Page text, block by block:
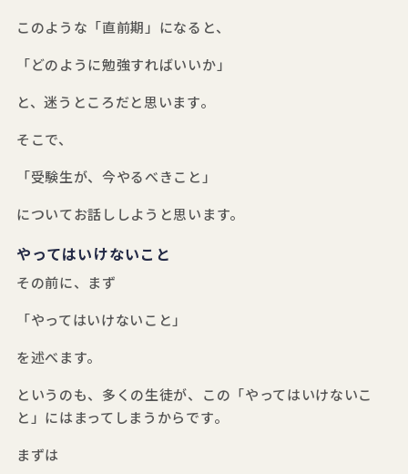
このような「直前期」になると、
「どのように勉強すればいいか」
と、迷うところだと思います。
そこで、
「受験生が、今やるべきこと」
についてお話ししようと思います。
やってはいけないこと
その前に、まず
「やってはいけないこと」
を述べます。
というのも、多くの生徒が、この「やってはいけないこ
と」にはまってしまうからです。
まずは